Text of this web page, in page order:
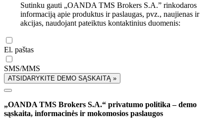
Sutinku gauti „OANDA TMS Brokers S.A.” rinkodaros
informaciją apie produktus ir paslaugas, pvz., naujienas ir
akcijas, naudojant pateiktus kontaktinius duomenis:
El. paštas
SMS/MMS
ATSIDARYKITE DEMO SĄSKAITĄ »
„OANDA TMS Brokers S.A.“ privatumo politika – demo
sąskaita, informacinės ir mokomosios paslaugos